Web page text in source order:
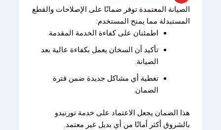
الصيانة المعتمدة توفر ضمانًا على الإصلاحات والقطع
المستبدلة مما يمنح المستخدم:
اطمئنان على كفاءة الخدمة المقدمة.
تأكيد أن السخان يعمل بكفاءة عالية بعد
الصيانة.
تغطية أي مشاكل جديدة ضمن فترة
الضمان.
هذا الضمان يجعل الاعتماد على خدمة تورنيدو
بالشروق أكثر أمانًا من أي بديل غير معتمد.